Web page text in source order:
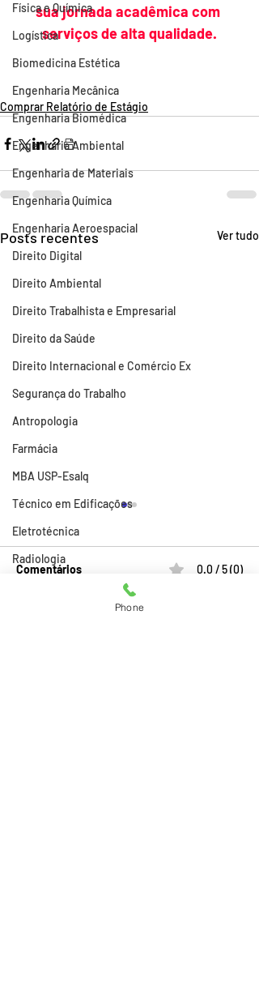
Física e Química
Logística
Biomedicina Estética
Engenharia Mecânica
Engenharia Biomédica
Engenharia Ambiental
Engenharia de Materiais
Engenharia Química
Engenharia Aeroespacial
Direito Digital
Direito Ambiental
Direito Trabalhista e Empresarial
Direito da Saúde
Direito Internacional e Comércio Ex
Segurança do Trabalho
Antropologia
Farmácia
MBA USP-Esalq
Técnico em Edificações
Eletrotécnica
Radiologia
sua jornada acadêmica com
serviços de alta qualidade.
Comprar Relatório de Estágio
Posts recentes Ver tudo
Comentários 0.0 / 5 (0)
Phone